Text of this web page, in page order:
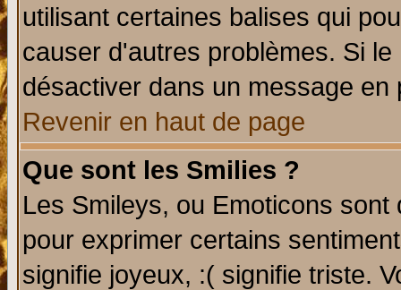
utilisant certaines balises qui
causer d'autres problèmes. Si
désactiver dans un message
Revenir en haut de page
Que sont les Smilies ?
Les Smileys, ou Emoticons
pour exprimer certains
signifie joyeux, :( signifie triste.